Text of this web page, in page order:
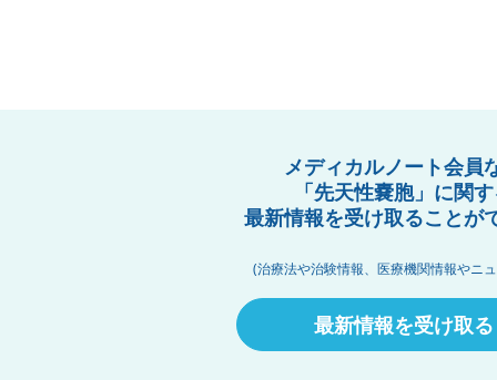
メディカルノート会員
「先天性嚢胞」に関
最新情報を受け取ることが
(治療法や治験情報、医療機関情報やニ
最新情報を受け取る